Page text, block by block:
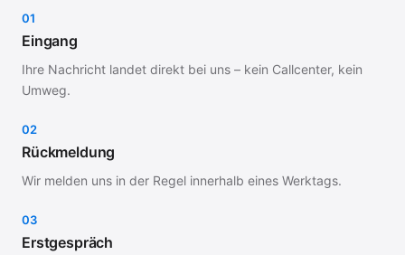
01
Eingang
Ihre Nachricht landet direkt bei uns – kein Callcenter, kein
Umweg.
02
Rückmeldung
Wir melden uns in der Regel innerhalb eines Werktags.
03
Erstgespräch